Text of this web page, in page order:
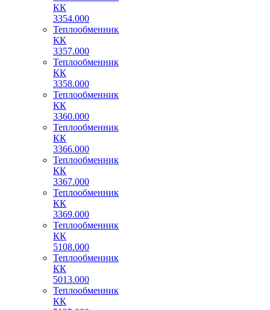
КК
3354.000
Теплообменник
КК
3357.000
Теплообменник
КК
3358.000
Теплообменник
КК
3360.000
Теплообменник
КК
3366.000
Теплообменник
КК
3367.000
Теплообменник
КК
3369.000
Теплообменник
КК
5108.000
Теплообменник
КК
5013.000
Теплообменник
КК